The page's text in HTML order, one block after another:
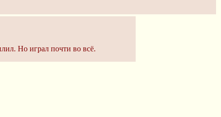
Но играл почти во всё.